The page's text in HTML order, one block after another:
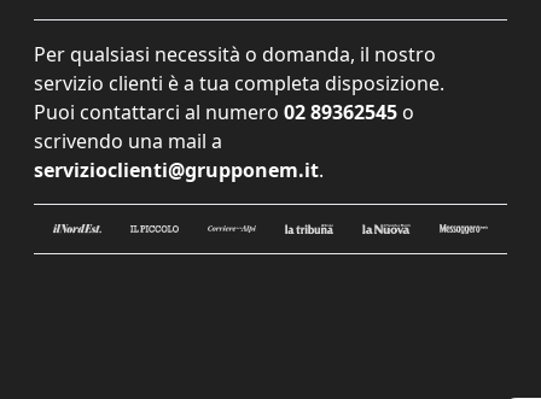
Per qualsiasi necessità o domanda, il nostro
servizio clienti è a tua completa disposizione.
Puoi contattarci al numero 02 89362545 o
scrivendo una mail a
servizioclienti@grupponem.it.